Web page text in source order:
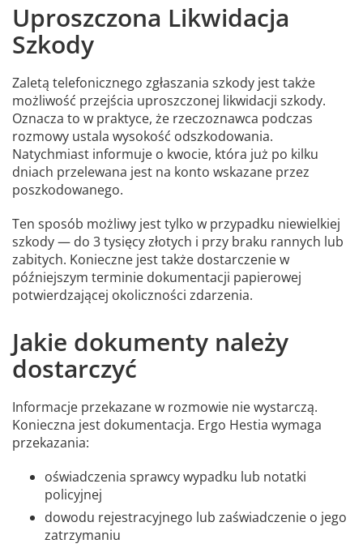
Uproszczona Likwidacja
Szkody
Zaletą telefonicznego zgłaszania szkody jest także
możliwość przejścia uproszczonej likwidacji szkody.
Oznacza to w praktyce, że rzeczoznawca podczas
rozmowy ustala wysokość odszkodowania.
Natychmiast informuje o kwocie, która już po kilku
dniach przelewana jest na konto wskazane przez
poszkodowanego.
Ten sposób możliwy jest tylko w przypadku niewielkiej
szkody — do 3 tysięcy złotych i przy braku rannych lub
zabitych. Konieczne jest także dostarczenie w
późniejszym terminie dokumentacji papierowej
potwierdzającej okoliczności zdarzenia.
Jakie dokumenty należy
dostarczyć
Informacje przekazane w rozmowie nie wystarczą.
Konieczna jest dokumentacja. Ergo Hestia wymaga
przekazania:
oświadczenia sprawcy wypadku lub notatki
policyjnej
dowodu rejestracyjnego lub zaświadczenie o jego
zatrzymaniu